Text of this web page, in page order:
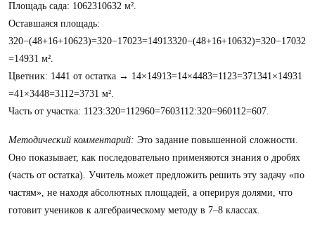
Площадь сада: 1062310632​ м².
Оставшаяся площадь:
320−(48+16+10623)=320−17023=14913320−(48+16+10632​)=320−17032​
=14931​ м².
Цветник: 1441​ от остатка → 14×14913=14×4483=1123=371341​×14931​
=41​×3448​=3112​=3731​ м².
Часть от участка: 1123:320=112960=7603112​:320=960112​=607​.
Методический комментарий: Это задание повышенной сложности.
Оно показывает, как последовательно применяются знания о дробях
(часть от остатка). Учитель может предложить решить эту задачу «по
частям», не находя абсолютных площадей, а оперируя долями, что
готовит учеников к алгебраическому методу в 7–8 классах.